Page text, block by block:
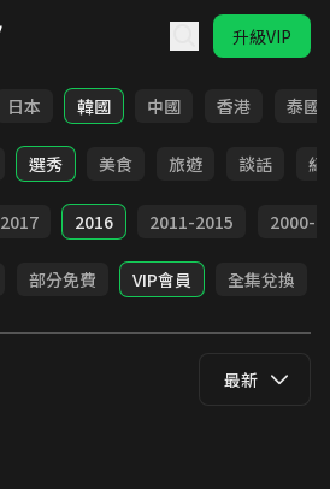
升級VIP
日本 韓國 中國 香港 泰國
選秀 美食 旅遊 談話 紀
2017 2016 2011-2015 2000-
部分免費 VIP會員 全集兌換
最新